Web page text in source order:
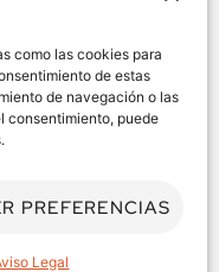
como las cookies para
de estas
de navegación o las
consentimiento, puede
PREFERENCIAS
Legal